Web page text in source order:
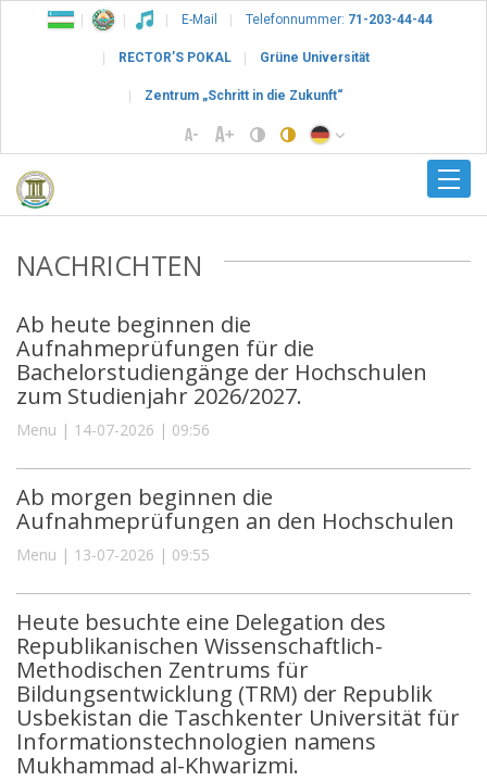
E-Mail Telefonnummer: 71-203-44-44
RECTOR’S POKAL Grüne Universität
Zentrum „Schritt in die Zukunft“
NACHRICHTEN
Ab heute beginnen die
Aufnahmeprüfungen für die
Bachelorstudiengänge der Hochschulen
zum Studienjahr 2026/2027.
Menu | 14-07-2026 | 09:56
Ab morgen beginnen die
Aufnahmeprüfungen an den Hochschulen
Menu | 13-07-2026 | 09:55
Heute besuchte eine Delegation des
Republikanischen Wissenschaftlich-
Methodischen Zentrums für
Bildungsentwicklung (TRM) der Republik
Usbekistan die Taschkenter Universität für
Informationstechnologien namens
Mukhammad al-Khwarizmi.